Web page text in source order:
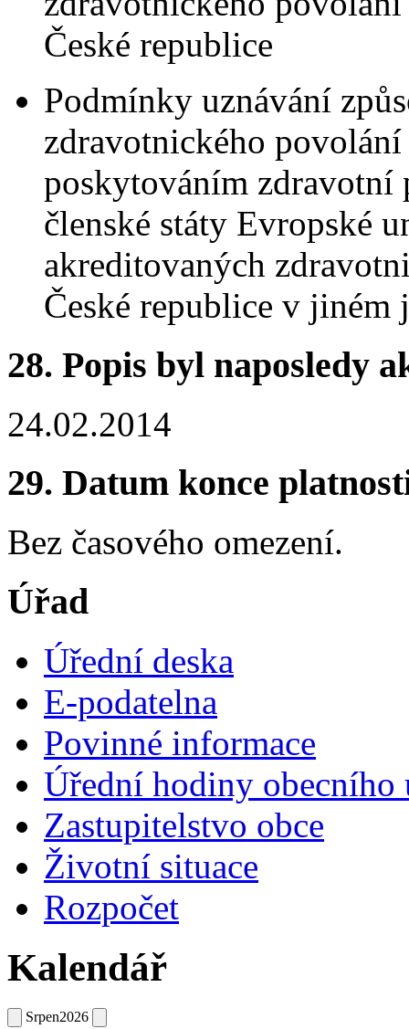
České republice
Podmínky uznávání
zdravotnického
poskytováním zdravotní
členské státy Evropské
akreditovaných
České republice v jiném
28. Popis byl naposledy
24.02.2014
29. Datum konce
Bez časového omezení.
Úřad
Úřední deska
E-podatelna
Povinné informace
Úřední hodiny obecního
Zastupitelstvo obce
Životní situace
Rozpočet
Kalendář
Srpen2026